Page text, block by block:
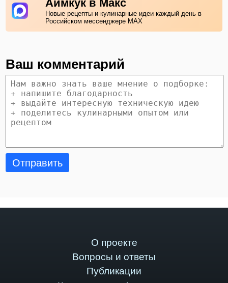
Аймкук в Макс
Новые рецепты и кулинарные идеи каждый день в
Российском мессенджере MAX
Ваш комментарий
Отправить
О проекте
Вопросы и ответы
Публикации